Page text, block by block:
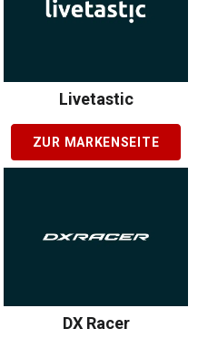
Livetastic
ZUR MARKENSEITE
DX Racer